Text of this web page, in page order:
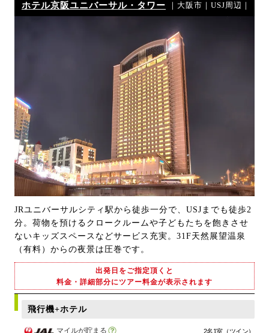
ホテル京阪ユニバーサル・タワー ｜大阪市｜USJ周辺｜
JRユニバーサルシティ駅から徒歩一分で、USJまでも徒歩2
分。荷物を預けるクロークルームや子どもたちを飽きさせ
ないキッズスペースなどサービス充実。31F天然展望温泉
（有料）からの夜景は圧巻です。
出発日をご指定頂くと
料金・詳細部分にツアー料金が表示されます
飛行機+ホテル
マイルが貯まる
2名1室（ツイン）